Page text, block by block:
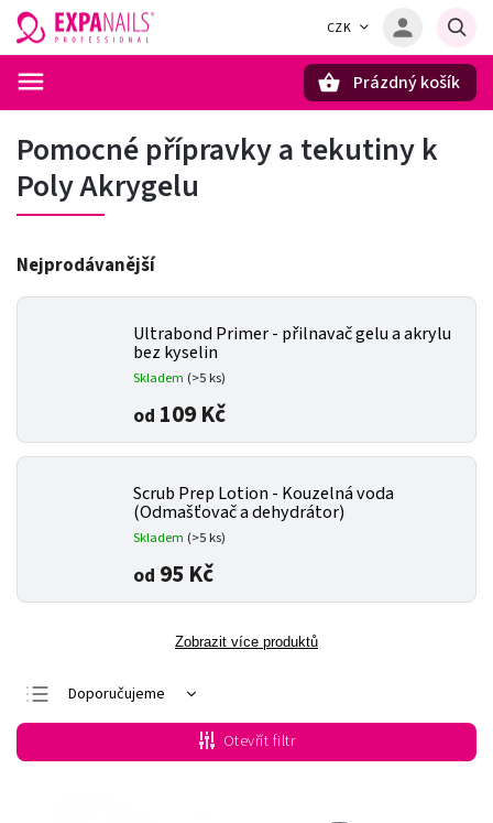
CZK
Prázdný košík
Pomocné přípravky a tekutiny k
Poly Akrygelu
Nejprodávanější
Ultrabond Primer - přilnavač gelu a akrylu
bez kyselin
Skladem (>5 ks)
od 109 Kč
Scrub Prep Lotion - Kouzelná voda
(Odmašťovač a dehydrátor)
Skladem (>5 ks)
od 95 Kč
Zobrazit více produktů
Doporučujeme
Nejlevnější
Nejdražší
Otevřít filtr